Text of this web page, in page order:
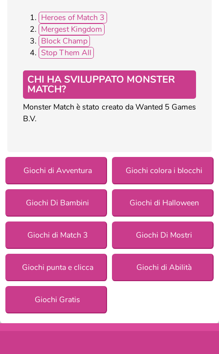
Heroes of Match 3
Mergest Kingdom
Block Champ
Stop Them All
CHI HA SVILUPPATO MONSTER
MATCH?
Monster Match è stato creato da Wanted 5 Games
B.V.
Giochi di Avventura Giochi colora i blocchi
Giochi Di Bambini Giochi di Halloween
Giochi di Match 3 Giochi Di Mostri
Giochi punta e clicca Giochi di Abilità
Giochi Gratis